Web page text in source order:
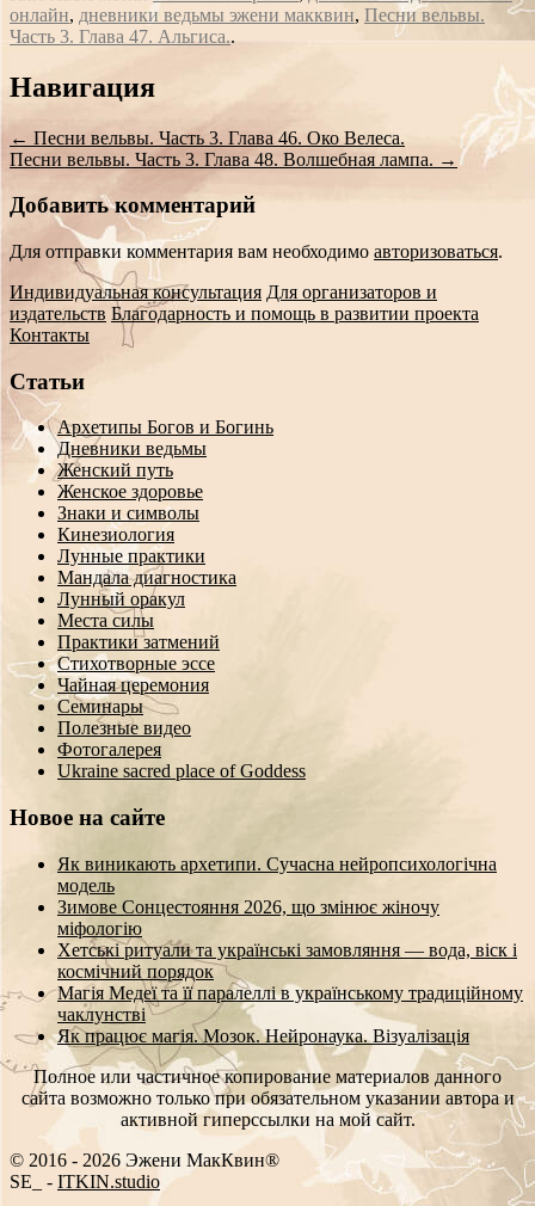
онлайн, дневники ведьмы эжени макквин, Песни вельвы.
Часть 3. Глава 47. Альгиса..
Сообщение
навигации
Навигация
← Песни вельвы. Часть 3. Глава 46. Око Велеса.
Песни вельвы. Часть 3. Глава 48. Волшебная лампа. →
Добавить комментарий
Для отправки комментария вам необходимо авторизоваться.
Индивидуальная консультация Для организаторов и
издательств Благодарность и помощь в развитии проекта
Контакты
Статьи
Архетипы Богов и Богинь
Дневники ведьмы
Женский путь
Женское здоровье
Знаки и символы
Кинезиология
Лунные практики
Мандала диагностика
Лунный оракул
Места силы
Практики затмений
Стихотворные эссе
Чайная церемония
Семинары
Полезные видео
Фотогалерея
Ukraine sacred place of Goddess
Новое на сайте
Як виникають архетипи. Сучасна нейропсихологічна
модель
Зимове Сонцестояння 2026, що змінює жіночу
міфологію
Хетські ритуали та українські замовляння — вода, віск і
космічний порядок
Магія Медеї та її паралеллі в українському традиційному
чаклунстві
Як працює магія. Мозок. Нейронаука. Візуалізація
Полное или частичное копирование материалов данного
сайта возможно только при обязательном указании автора и
активной гиперссылки на мой сайт.
© 2016 - 2026 Эжени МакКвин®
SEO -ITKIN.studio